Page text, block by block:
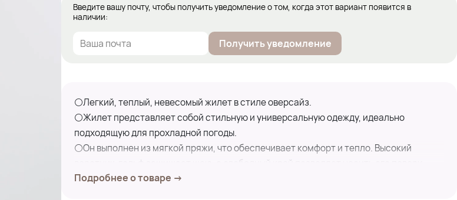
Введите вашу почту, чтобы получить уведомление о том, когда этот вариант появится в
наличии:
Получить уведомление
⚪Легкий, теплый, невесомый жилет в стиле оверсайз.
⚪Жилет представляет собой стильную и универсальную одежду, идеально
подходящую для прохладной погоды.
⚪Он выполнен из мягкой пряжи, что обеспечивает комфорт и тепло. Высокий
воротник-гольф защищает шею, а свободный крой позволяет носить его поверх
одежды, создавая уютный и элегантный образ.
Подробнее о товаре →